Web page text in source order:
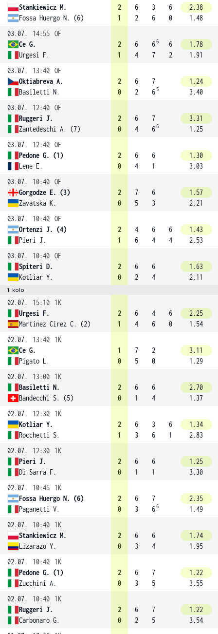
Stankiewicz M.
Fossa Huergo N. (6)
2
1
6
2
3
6
6
0
2.38
1.48
03.07.
14:55 OF
Ce G.
Urgesi F.
2
1
6
4
66
7
6
2
1.78
1.91
03.07.
13:40 OF
Oktiabreva A.
Basiletti N.
2
0
6
2
7
6 5
1.24
3.40
03.07.
12:40 OF
Ruggeri J.
Zantedeschi A. (7)
2
0
6
4
7
66
3.31
1.25
03.07.
12:40 OF
Pedone G. (1)
Lene E.
2
0
6
4
6
1
1.30
3.03
03.07.
10:40 OF
Gorgodze E. (3)
Zavatska K.
2
0
7
5
6
3
1.57
2.21
03.07.
10:40 OF
Ortenzi J. (4)
Pieri J.
2
1
4
6
6
4
6
4
1.43
2.53
03.07.
10:40 OF
Spiteri D.
Kotliar Y.
2
0
6
2
6
4
1.63
2.11
1. kolo
02.07. 15:10
1K
Urgesi F.
Martinez Cirez C. (2)
2
1
6
4
4
6
6
0
2.25
1.54
02.07.
13:40
1K
Ce G.
Pigato L.
1
0
7
5
2
0
3.11
1.29
02.07.
13:00
1K
Basiletti N.
Bandecchi S. (5)
2
0
6
1
6
4
2.70
1.37
02.07.
12:30
1K
Kotliar Y.
Rocchetti S.
2
1
6
3
3
6
6
1
1.34
2.83
02.07.
12:30
1K
Pieri J.
Di Sarra F.
2
0
6
1
6
1
1.25
3.30
02.07.
10:45
1K
Fossa Huergo N. (6)
Paganetti V.
2
0
6
3
7
66
2.35
1.49
02.07.
10:40
1K
Stankiewicz M.
Lizarazo Y.
2
0
6
3
6
4
1.74
1.95
02.07.
10:40
1K
Pedone G. (1)
Zucchini A.
2
0
6
3
7
5
1.22
3.55
02.07.
10:40
1K
Ruggeri J.
Carbonaro G.
2
0
6
2
7
5
1.22
3.54